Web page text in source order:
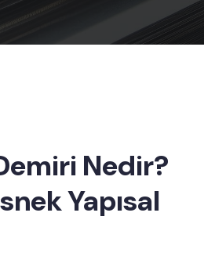
Nedir?
Yapısal